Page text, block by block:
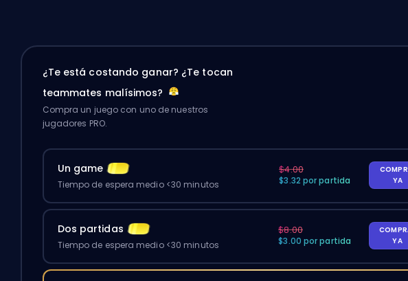
¿Te está costando ganar? ¿Te tocan
teammates malísimos?
Compra un juego con uno de nuestros
jugadores PRO.
Un game
Tiempo de espera medio <30 minutos
$4.00
$3.32 por partida
YA
Dos partidas
Tiempo de espera medio <30 minutos
$8.00
$3.00 por partida
YA